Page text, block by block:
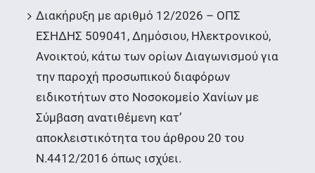
Διακήρυξη με αριθμό 12/2026 – ΟΠΣ
ΕΣΗΔΗΣ 509041, Δημόσιου, Ηλεκτρονικού,
Ανοικτού, κάτω των ορίων Διαγωνισμού για
την παροχή προσωπικού διαφόρων
ειδικοτήτων στο Νοσοκομείο Χανίων με
Σύμβαση ανατιθέμενη κατ’
αποκλειστικότητα του άρθρου 20 του
Ν.4412/2016 όπως ισχύει.